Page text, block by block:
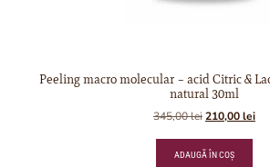
Peeling macro molecular – acid Citric &
natural 30ml
345,00lei210,00lei
ADAUGĂ ÎN COȘ